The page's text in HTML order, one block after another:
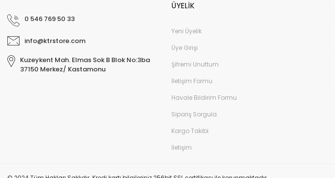
0 546 769 50 33
info@ktrstore.com
Kuzeykent Mah. Elmas Sok B Blok No:3ba
37150 Merkez/ Kastamonu
ÜYELİK
Yeni Üyelik
Üye Girişi
Şifremi Unuttum
İletişim Formu
Havale Bildirim Formu
Sipariş Sorgula
Kargo Takibi
İletişim